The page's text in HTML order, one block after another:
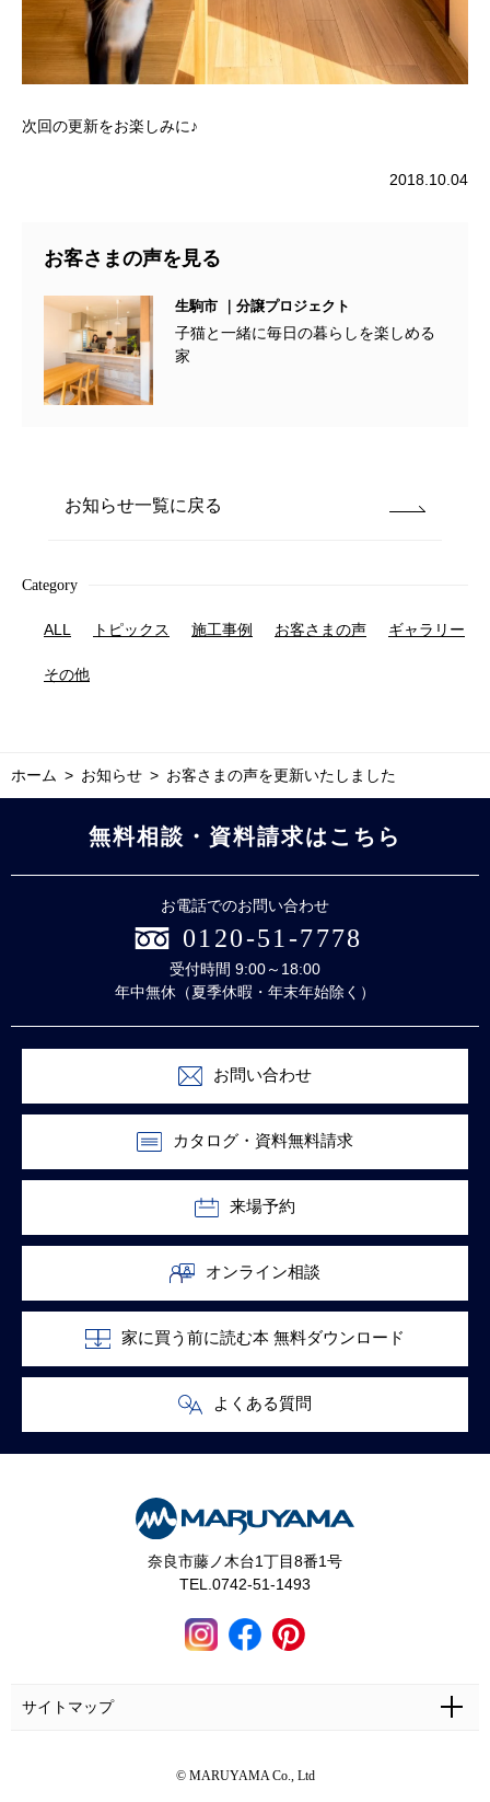
次回の更新をお楽しみに♪
2018.10.04
お客さまの声を見る
生駒市 ｜分譲プロジェクト
子猫と一緒に毎日の暮らしを楽しめる
家
お知らせ一覧に戻る
Category
ALL トピックス 施工事例 お客さまの声 ギャラリー
その他
ホーム お知らせ お客さまの声を更新いたしました
無料相談・資料請求はこちら
お電話でのお問い合わせ
0120-51-7778
受付時間 9:00～18:00
年中無休（夏季休暇・年末年始除く）
お問い合わせ
カタログ・資料無料請求
来場予約
オンライン相談
家に買う前に読む本 無料ダウンロード
よくある質問
奈良市藤ノ木台1丁目8番1号
TEL.0742-51-1493
サイトマップ
© MARUYAMA Co., Ltd